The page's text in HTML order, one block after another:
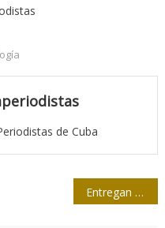
de Cuba
Entregan Premios Nacionales de Periodismo José Martí y Juan Gualberto Gómez